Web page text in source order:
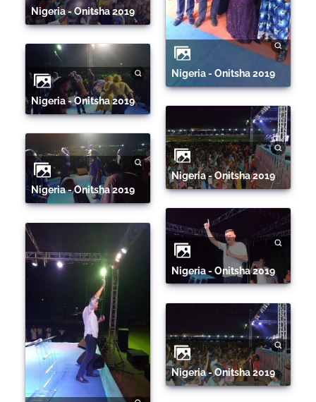
Nigeria - Onitsha 2019
Nigeria - Onitsha 2019
Nigeria - Onitsha 2019
Nigeria - Onitsha 2019
Nigeria - Onitsha 2019
Nigeria - Onitsha 2019
Nigeria - Onitsha 2019